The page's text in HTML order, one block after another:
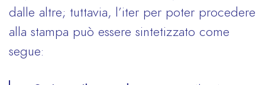
dalle altre; tuttavia, l’iter per poter procedere
alla stampa può essere sintetizzato come
segue: